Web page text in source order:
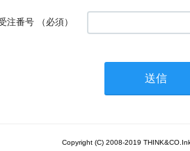
注番号 （必須）
Copyright (C) 2008-2019